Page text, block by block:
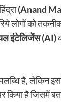
(Anand
लोगों को
इंटेलिजेंस (AI)
है, लेकिन
किया है जिसमें